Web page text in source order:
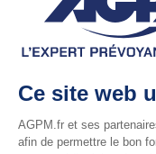
Société à
d'assurance au
SIREN 419 992 391
N° ORIAS 07 008 305
Epargne Crédit